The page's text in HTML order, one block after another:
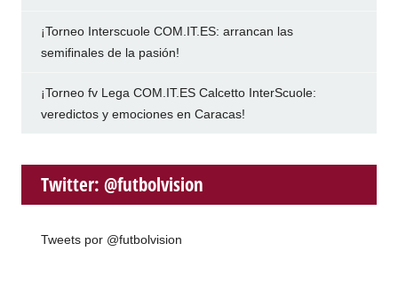
¡Torneo Interscuole COM.IT.ES: arrancan las
semifinales de la pasión!
¡Torneo fv Lega COM.IT.ES Calcetto InterScuole:
veredictos y emociones en Caracas!
Twitter: @futbolvision
Tweets por @futbolvision